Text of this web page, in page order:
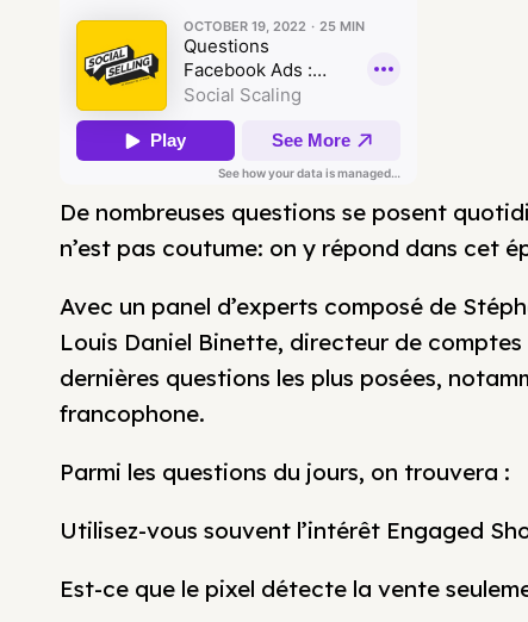
De nombreuses questions se posent
n’est pas coutume: on y répond dans cet
Avec un panel d’experts composé de
Louis Daniel Binette, directeur de
dernières questions les plus posées,
francophone.
Parmi les questions du jours, on trouvera :
Utilisez-vous souvent l’intérêt Engaged
Est-ce que le pixel détecte la vente